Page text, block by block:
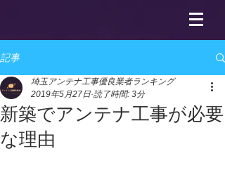
記事
新築でアンテナ工事が必要
な理由
埼玉アンテナ工事優良業者ランキング
2019年5月27日 読了時間: 3分